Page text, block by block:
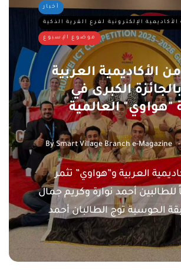
أخبار
الأكاديمية الإلكترونية لفرع القرية الذكية
موضوع الإسبوع
الأكاديمية العربية
الكبرى في
العالمية
BySmart Village Branch e-Magazine
العربية و”هواوي” تثمر
للطالبين أحمد نوارة وكريم جمال